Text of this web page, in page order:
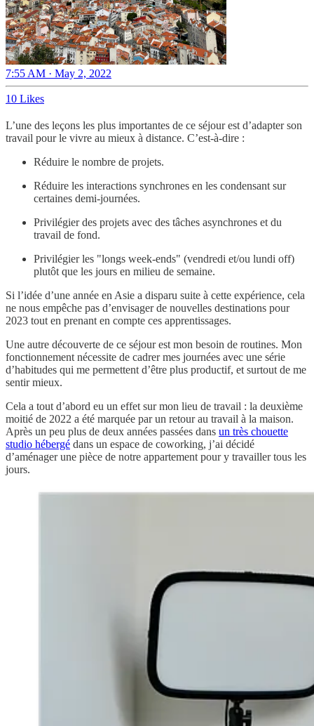
7:55 AM · May 2, 2022
10 Likes
L’une des leçons les plus importantes de ce séjour est d’adapter son
travail pour le vivre au mieux à distance. C’est-à-dire :
Réduire le nombre de projets.
Réduire les interactions synchrones en les condensant sur
certaines demi-journées.
Privilégier des projets avec des tâches asynchrones et du
travail de fond.
Privilégier les "longs week-ends" (vendredi et/ou lundi off)
plutôt que les jours en milieu de semaine.
Si l’idée d’une année en Asie a disparu suite à cette expérience, cela
ne nous empêche pas d’envisager de nouvelles destinations pour
2023 tout en prenant en compte ces apprentissages.
Une autre découverte de ce séjour est mon besoin de routines. Mon
fonctionnement nécessite de cadrer mes journées avec une série
d’habitudes qui me permettent d’être plus productif, et surtout de me
sentir mieux.
Cela a tout d’abord eu un effet sur mon lieu de travail : la deuxième
moitié de 2022 a été marquée par un retour au travail à la maison.
Après un peu plus de deux années passées dans un très chouette
studio hébergé dans un espace de coworking, j’ai décidé
d’aménager une pièce de notre appartement pour y travailler tous les
jours.